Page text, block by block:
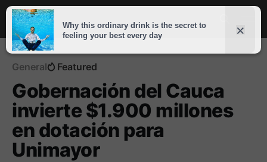
General Featured
Gobernación del Cauca
invierte $1.900 millones
en dotación para
Unimayor